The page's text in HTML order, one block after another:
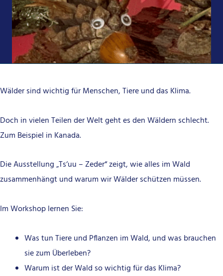
Wälder sind wichtig für Menschen, Tiere und das Klima.
Doch in vielen Teilen der Welt geht es den Wäldern schlecht.
Zum Beispiel in Kanada.
Die Ausstellung „Ts‘uu – Zeder“ zeigt, wie alles im Wald
zusammenhängt und warum wir Wälder schützen müssen.
Im Workshop lernen Sie:
Was tun Tiere und Pflanzen im Wald, und was brauchen
sie zum Überleben?
Warum ist der Wald so wichtig für das Klima?